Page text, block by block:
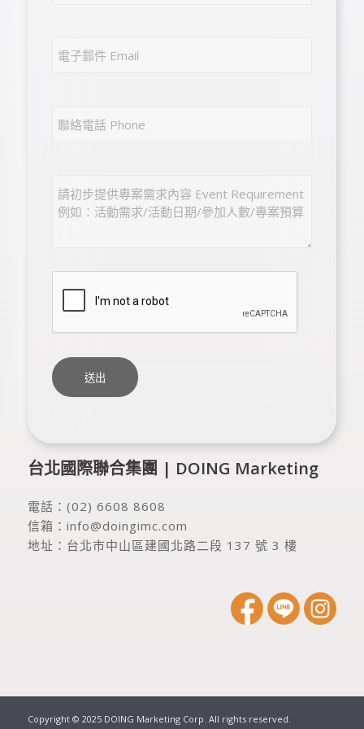
台北國際聯合集團 | DOING Marketing
電話： (02) 6608 8608
信箱： info@doingimc.com
地址： 台北市中山區建國北路二段 137 號 3 樓
Copyright © 2025 DOING Marketing Corp. All rights reserved.